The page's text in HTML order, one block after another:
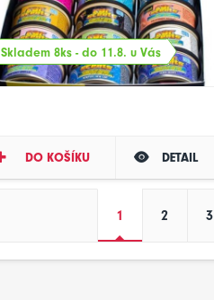
Skladem 8ks - do 11.8. u Vás
DO KOŠÍKU DETAIL
1 2 3